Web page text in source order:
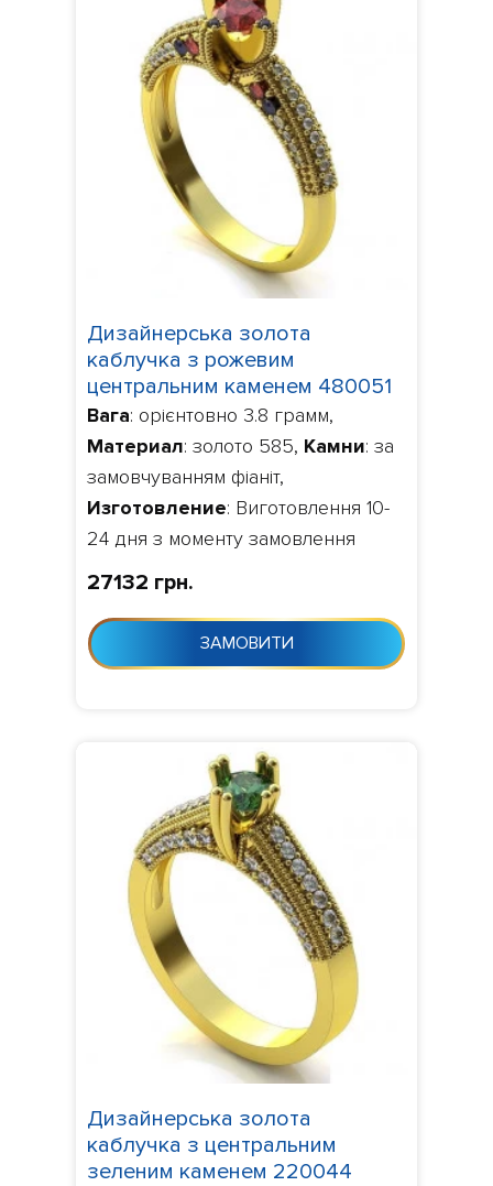
Дизайнерська золота
каблучка з рожевим
центральним каменем 480051
Вага: орієнтовно 3.8 грамм,
Материал: золото 585, Камни: за
замовчуванням фіаніт,
Изготовление: Виготовлення 10-
24 дня з моменту замовлення
27132 грн.
ЗАМОВИТИ
Дизайнерська золота
каблучка з центральним
зеленим каменем 220044